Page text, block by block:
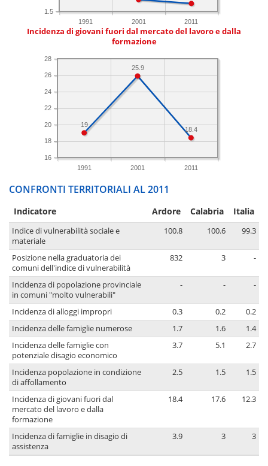
1991 2001 2011
1.5
Incidenza di giovani fuori dal mercato del lavoro e dalla
formazione
1991 2001 2011
16
18
20
22
24
26
28
18.4
25.9
19
CONFRONTI TERRITORIALI AL 2011
Indicatore Ardore Calabria Italia
Indice di vulnerabilità sociale e
materiale
100.8 100.6 99.3
Posizione nella graduatoria dei
comuni dell'indice di vulnerabilità
832 3 -
Incidenza di popolazione provinciale
in comuni "molto vulnerabili"
- - -
Incidenza di alloggi impropri 0.3 0.2
0.2
Incidenza delle famiglie numerose
1.7 1.6
1.4
Incidenza delle famiglie con
potenziale disagio economico
3.7 5.1 2.7
Incidenza popolazione in condizione
di affollamento
2.5 1.5 1.5
Incidenza di giovani fuori dal
mercato del lavoro e dalla
formazione
18.4 17.6 12.3
Incidenza di famiglie in disagio di
assistenza
3.9 3 3